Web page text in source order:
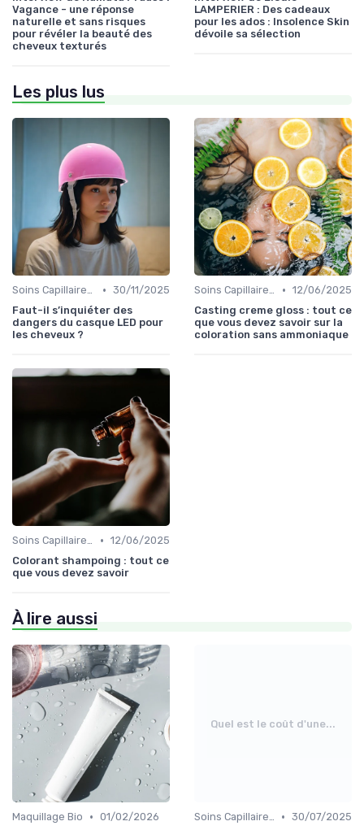
Vagance - une réponse
naturelle et sans risques
pour révéler la beauté des
cheveux texturés
LAMPERIER : Des cadeaux
pour les ados : Insolence Skin
dévoile sa sélection
Les plus lus
Soins Capillaires Bio • 30/11/2025
Faut-il s’inquiéter des
dangers du casque LED pour
les cheveux ?
Soins Capillaires Bio • 12/06/2025
Casting creme gloss : tout ce
que vous devez savoir sur la
coloration sans ammoniaque
Soins Capillaires Bio • 12/06/2025
Colorant shampoing : tout ce
que vous devez savoir
À lire aussi
Maquillage Bio • 01/02/2026
Quel est le coût d'une...
Soins Capillaires Bio • 30/07/2025